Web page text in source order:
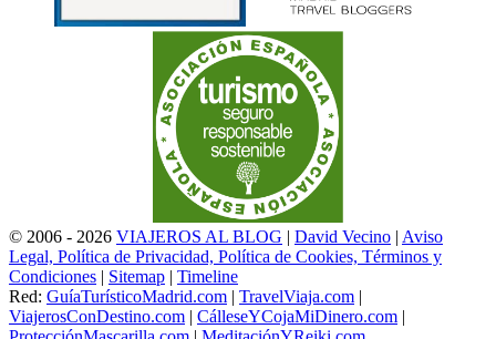
© 2006 - 2026 VIAJEROS AL BLOG | David Vecino | Aviso
Legal, Política de Privacidad, Política de Cookies, Términos y
Condiciones | Sitemap | Timeline
Red: GuíaTurísticoMadrid.com | TravelViaja.com |
ViajerosConDestino.com | CálleseYCojaMiDinero.com |